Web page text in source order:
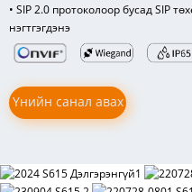
• SIP 2.0 протоколоор бусад SIP
нэгтгэгдэнэ
Үнийн санал авах